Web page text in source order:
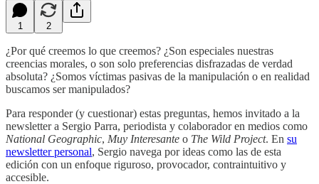
1 2
¿Por qué creemos lo que creemos? ¿Son especiales nuestras
creencias morales, o son solo preferencias disfrazadas de verdad
absoluta? ¿Somos víctimas pasivas de la manipulación o en realidad
buscamos ser manipulados?
Para responder (y cuestionar) estas preguntas, hemos invitado a la
newsletter a Sergio Parra, periodista y colaborador en medios como
National Geographic, Muy Interesante o The Wild Project. En su
newsletter personal, Sergio navega por ideas como las de esta
edición con un enfoque riguroso, provocador, contraintuitivo y
accesible.